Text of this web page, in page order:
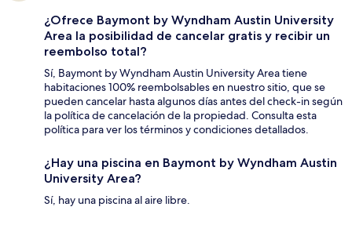
¿Ofrece Baymont by Wyndham Austin University
Area la posibilidad de cancelar gratis y recibir un
reembolso total?
Sí, Baymont by Wyndham Austin University Area tiene
habitaciones 100% reembolsables en nuestro sitio, que se
pueden cancelar hasta algunos días antes del check-in según
la política de cancelación de la propiedad. Consulta esta
política para ver los términos y condiciones detallados.
¿Hay una piscina en Baymont by Wyndham Austin
University Area?
Sí, hay una piscina al aire libre.